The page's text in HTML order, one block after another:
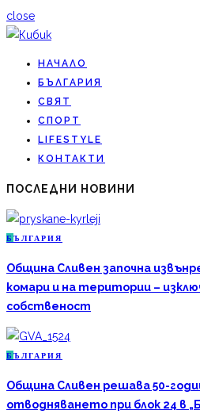
close
НАЧАЛО
БЪЛГАРИЯ
СВЯТ
СПОРТ
LIFESTYLE
КОНТАКТИ
ПОСЛЕДНИ НОВИНИ
Б ЪЛГАРИЯ
Община Сливен започна
комари и на територии –
собственост
Б ЪЛГАРИЯ
Община Сливен решава 50-
отводняването при блок 24 в